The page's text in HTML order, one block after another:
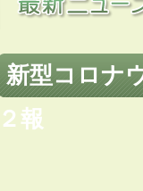
新型コロナ
２報